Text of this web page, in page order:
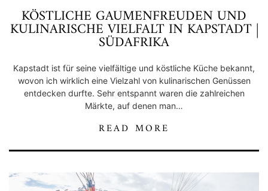
KÖSTLICHE GAUMENFREUDEN UND
KULINARISCHE VIELFALT IN KAPSTADT |
SÜDAFRIKA
Kapstadt ist für seine vielfältige und köstliche Küche bekannt,
wovon ich wirklich eine Vielzahl von kulinarischen Genüssen
entdecken durfte. Sehr entspannt waren die zahlreichen
Märkte, auf denen man…
READ MORE